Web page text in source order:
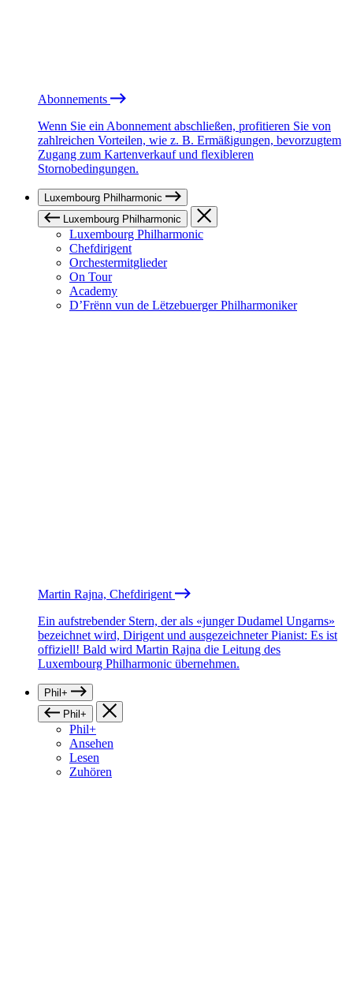
Abonnements
Wenn Sie ein Abonnement abschließen, profitieren Sie von
zahlreichen Vorteilen, wie z. B. Ermäßigungen, bevorzugtem
Zugang zum Kartenverkauf und flexibleren
Stornobedingungen.
Luxembourg Philharmonic
Luxembourg Philharmonic
Luxembourg Philharmonic
Chefdirigent
Orchestermitglieder
On Tour
Academy
D’Frënn vun de Lëtzebuerger Philharmoniker
Martin Rajna, Chefdirigent
Ein aufstrebender Stern, der als «junger Dudamel Ungarns»
bezeichnet wird, Dirigent und ausgezeichneter Pianist: Es ist
offiziell! Bald wird Martin Rajna die Leitung des
Luxembourg Philharmonic übernehmen.
Phil+
Phil+
Phil+
Ansehen
Lesen
Zuhören